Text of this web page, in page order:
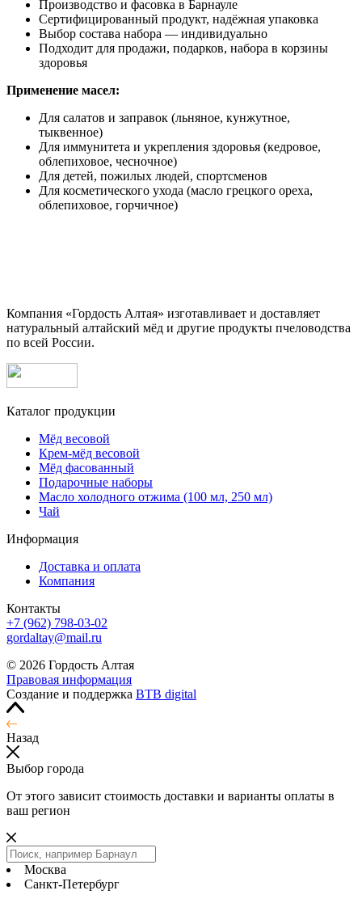
Производство и фасовка в Барнауле
Сертифицированный продукт, надёжная упаковка
Выбор состава набора — индивидуально
Подходит для продажи, подарков, набора в корзины
здоровья
Применение масел:
Для салатов и заправок (льняное, кунжутное,
тыквенное)
Для иммунитета и укрепления здоровья (кедровое,
облепиховое, чесночное)
Для детей, пожилых людей, спортсменов
Для косметического ухода (масло грецкого ореха,
облепиховое, горчичное)
Компания «Гордость Алтая» изготавливает и доставляет
натуральный алтайский мёд и другие продукты пчеловодства
по всей России.
Каталог продукции
Мёд весовой
Крем-мёд весовой
Мёд фасованный
Подарочные наборы
Масло холодного отжима (100 мл, 250 мл)
Чай
Информация
Доставка и оплата
Компания
Контакты
+7 (962) 798-03-02
gordaltay@mail.ru
© 2026 Гордость Алтая
Правовая информация
Создание и поддержка BTB digital
Назад
Выбор города
От этого зависит стоимость доставки и варианты оплаты в
ваш регион
Москва
Санкт-Петербург